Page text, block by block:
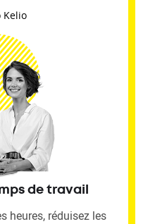
de travail
heures, réduisez les